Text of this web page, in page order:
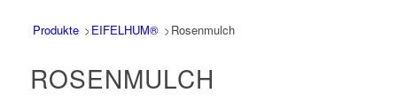
Produkte > EIFELHUM® > Rosenmulch
ROSENMULCH